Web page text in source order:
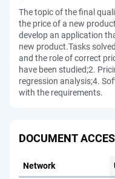
The topic of the final
the price of a new
develop an application
new product.Tasks
and the role of correct
have been studied;2.
regression analysis;4.
with the requirements.
DOCUMENT
Network